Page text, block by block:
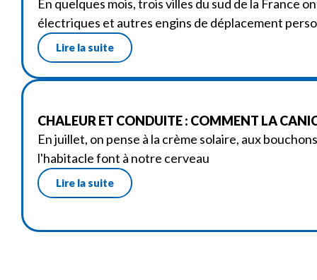
En quelques mois, trois villes du sud de la
électriques et autres engins de déplacement
Lire la suite
CHALEUR ET CONDUITE : COMMENT LA
En juillet, on pense à la crème solaire, aux
l'habitacle font à notre cerveau
Lire la suite